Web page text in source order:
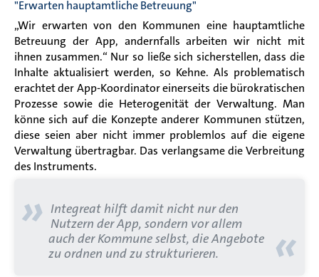
"Erwarten hauptamtliche Betreuung"
„Wir erwarten von den Kommunen eine hauptamtliche
Betreuung der App, andernfalls arbeiten wir nicht mit
ihnen zusammen.“ Nur so ließe sich sicherstellen, dass die
Inhalte aktualisiert werden, so Kehne. Als problematisch
erachtet der App-Koordinator einerseits die bürokratischen
Prozesse sowie die Heterogenität der Verwaltung. Man
könne sich auf die Konzepte anderer Kommunen stützen,
diese seien aber nicht immer problemlos auf die eigene
Verwaltung übertragbar. Das verlangsame die Verbreitung
des Instruments.
» Integreat hilft damit nicht nur den
Nutzern der App, sondern vor allem
auch der Kommune selbst, die Angebote
zu ordnen und zu strukturieren.
«